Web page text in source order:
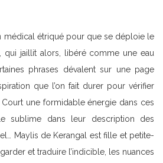
médical étriqué pour que se déploie le
qui jaillit alors, libéré comme une eau
phrases dévalent sur une page
que l’on fait durer pour vérifier
Court une formidable énergie dans ces
sublime dans leur description des
Maylis de Kerangal est fille et petite-
et traduire l’indicible, les nuances